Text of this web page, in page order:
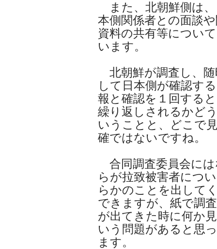
また、北朝鮮側は
本側関係者との面談
資料の共有等につい
います。
北朝鮮が調査し、
して日本側が確認す
報と確認を１回する
繰り返しされるかど
いうことと、どこで
確ではないですね。
合同調査委員会に
らが拉致被害者につ
らかのことを出して
できますが、紙で調
が出てきた時に何か
いう問題があると思
ます。